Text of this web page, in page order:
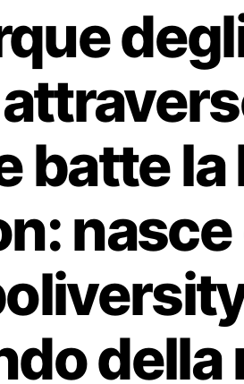
batte
della